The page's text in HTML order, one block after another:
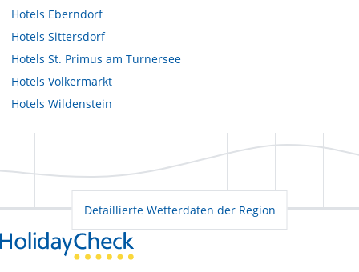
Hotels Eberndorf
Hotels Sittersdorf
Hotels St. Primus am Turnersee
Hotels Völkermarkt
Hotels Wildenstein
Detaillierte Wetterdaten der Region